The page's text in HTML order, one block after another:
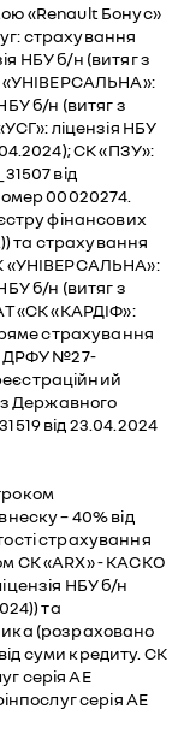
«Renault Бонус»
страхування
НБУ б/н (витяг з
«УНІВЕРСАЛЬНА»:
б/н (витяг з
ліцензія НБУ
СК «ПЗУ»:
від
00020274.
фінансових
та страхування
«УНІВЕРСАЛЬНА»:
б/н (витяг з
«СК «КАРДІФ»:
страхування
ДРФУ №27-
Державного
від 23.04.2024
– 40% від
страхування
СК «ARX» - КАСКО
НБУ б/н
та
(розраховано
суми кредиту. СК
серія АЕ
серія АЕ